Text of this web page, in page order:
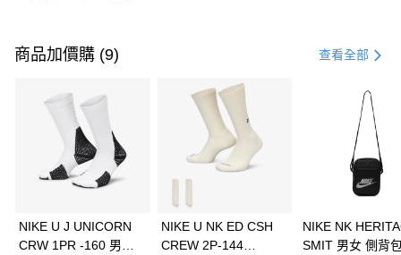
信用卡一次付款
3 期 0 利率 每期 21家銀行
合作金庫商業銀行
第一商業銀行
華南商業銀行
彰化商業銀行
上海商業儲蓄銀行
Apple Pay
全盈+PAY
商品加價購 (9) 查看全部
NIKE U J UNICORN
CRW 1PR -160 男女
NIKE U NK ED CSH
CREW 2P-144
NIKE NK
SMIT 男女 側背